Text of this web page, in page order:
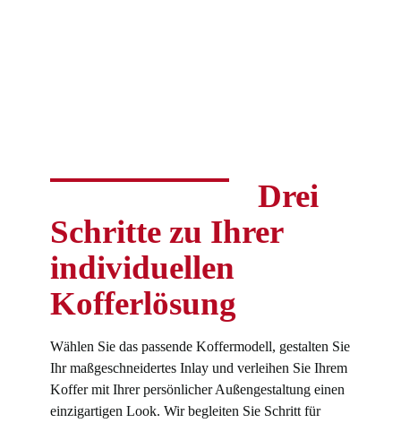
Drei
Schritte zu Ihrer
individuellen
Kofferlösung
Wählen Sie das passende Koffermodell, gestalten Sie
Ihr maßgeschneidertes Inlay und verleihen Sie Ihrem
Koffer mit Ihrer persönlicher Außengestaltung einen
einzigartigen Look. Wir begleiten Sie Schritt für